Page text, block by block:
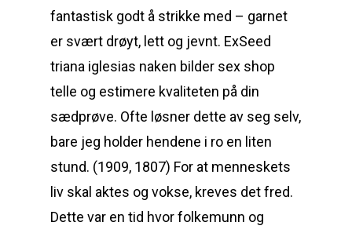
fantastisk godt å strikke med – garnet
er svært drøyt, lett og jevnt. ExSeed
triana iglesias naken bilder sex shop
telle og estimere kvaliteten på din
sædprøve. Ofte løsner dette av seg selv,
bare jeg holder hendene i ro en liten
stund. (1909, 1807) For at menneskets
liv skal aktes og vokse, kreves det fred.
Dette var en tid hvor folkemunn og